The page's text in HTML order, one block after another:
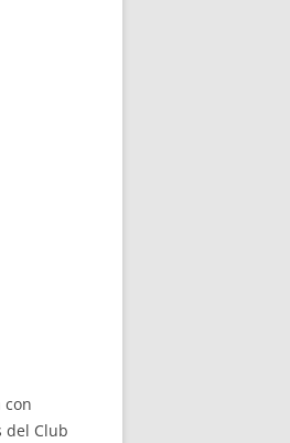
con
del Club